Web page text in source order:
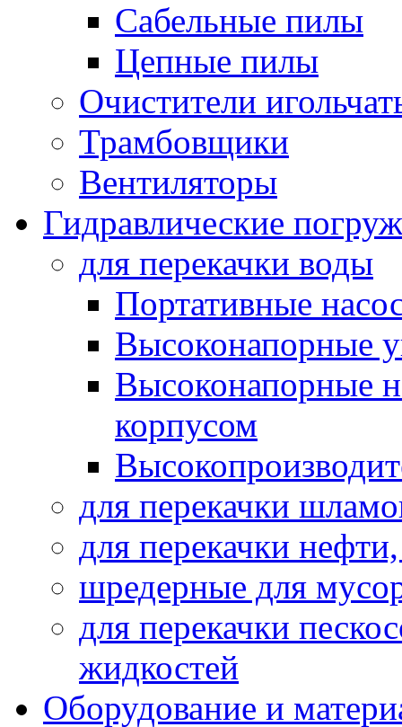
Сабельные пилы
Цепные пилы
Очистители
Трамбовщики
Вентиляторы
Гидравлические
для перекачки воды
Портативные
Высоконапорные
Высоконапорные
корпусом
для перекачки
для перекачки
шредерные для
для перекачки
жидкостей
Оборудование и